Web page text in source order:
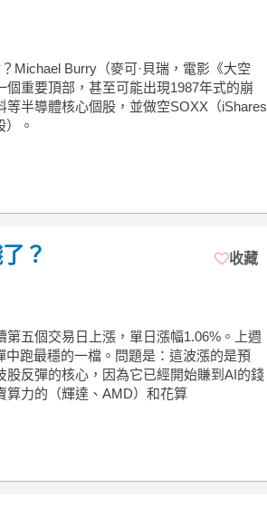
Michael Burry（麥可·貝瑞，電影《大空
重要頂部，甚至可能出現1987年式的崩
半導體核心個股，並做空SOXX（iShares
。
？ 收藏
五個交易日上漲，單日漲幅1.06%。上週
跑最穩的一檔。問題是：這波漲的是預
反彈的核心，因為它已經開始賺到AI的錢
算力的（輝達、AMD）和花算